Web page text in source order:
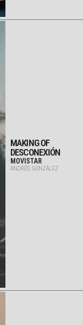
MAKING OF
DESCONEXIÓN
MOVISTAR
ANDRÉS GONZÁLEZ